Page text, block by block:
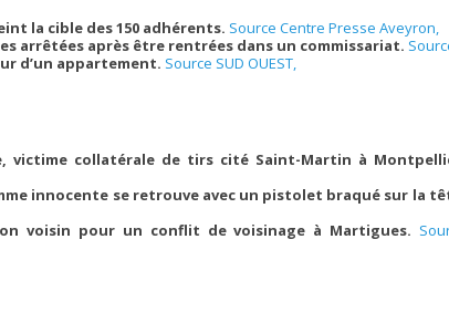
la cible des 150 adhérents. Source Centre Presse Aveyron,
arrêtées après être rentrées dans un commissariat.
d’un appartement. Source SUD OUEST,
victime collatérale de tirs cité Saint-Martin à
innocente se retrouve avec un pistolet braqué sur la
voisin pour un conflit de voisinage à Martigues.